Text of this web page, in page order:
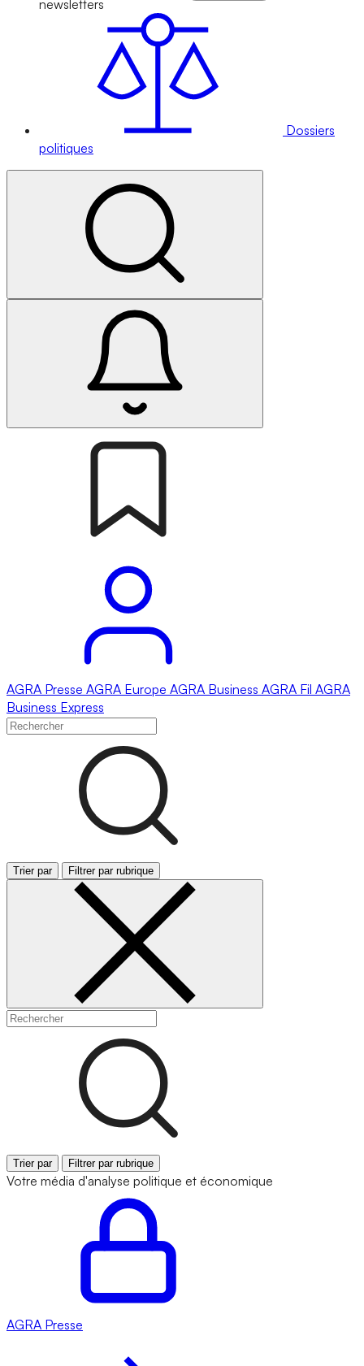
newsletters
Dossiers
politiques
AGRA Presse AGRA Europe AGRA Business AGRA Fil AGRA
Business Express
Trier par Filtrer par rubrique
Trier par Filtrer par rubrique
Votre média d'analyse politique et économique
AGRA Presse